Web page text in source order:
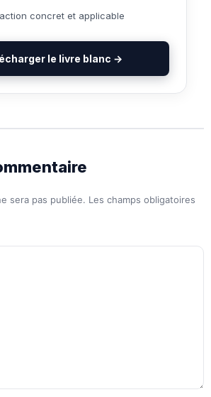
concret et applicable
le livre blanc →
sera pas publiée. Les champs obligatoires